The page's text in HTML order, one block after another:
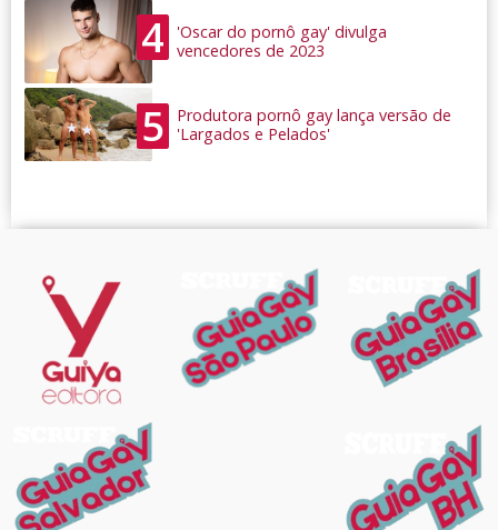
4
'Oscar do pornô gay' divulga
vencedores de 2023
5
Produtora pornô gay lança versão de
'Largados e Pelados'